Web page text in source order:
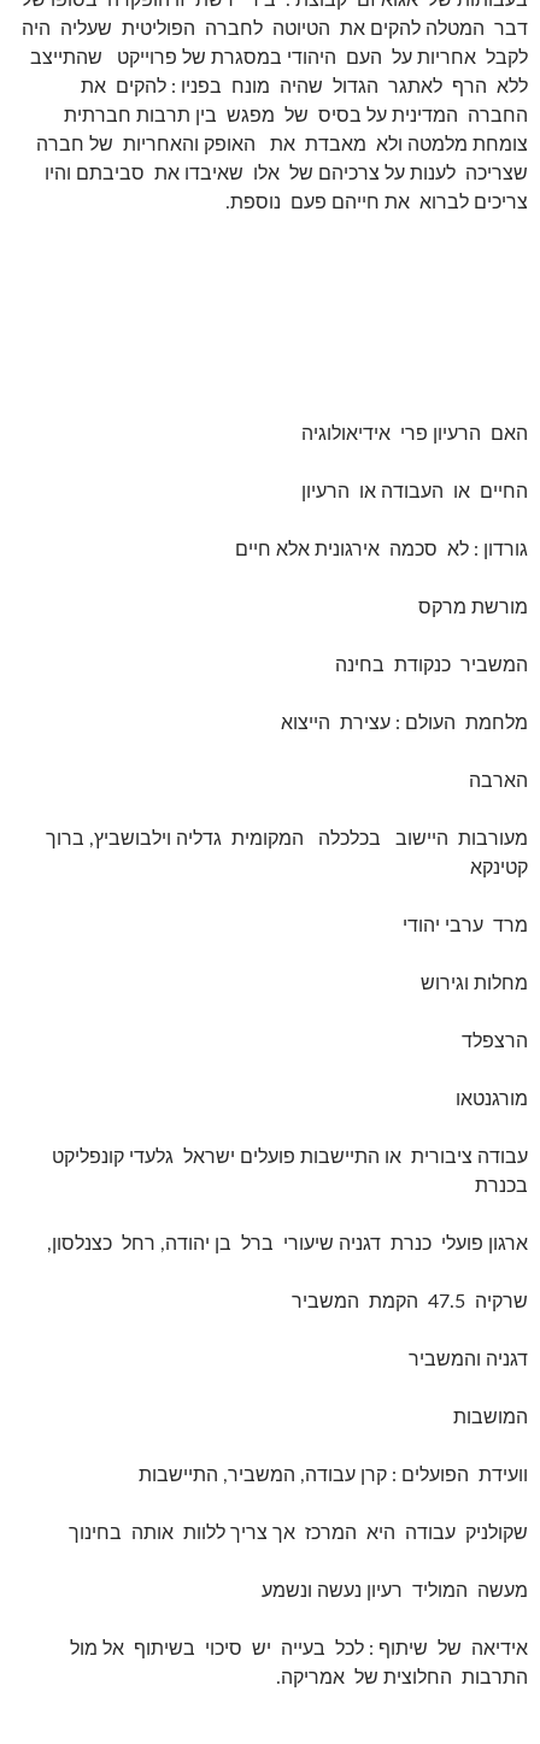
דבר המטלה להקים את הטיוטה לחברה הפוליטית שעליה היה
לקבל אחריות על העם היהודי במסגרת של פרוייקט שהתייצב
ללא הרף לאתגר הגדול שהיה מונח בפניו : להקים את
החברה המדינית על בסיס של מפגש בין תרבות חברתית
צומחת מלמטה ולא מאבדת את האופק והאחריות של חברה
שצריכה לענות על צרכיהם של אלו שאיבדו את סביבתם והיו
צריכים לברוא את חייהם פעם נוספת.
האם הרעיון פרי אידיאולוגיה
החיים או העבודה או הרעיון
גורדון : לא סכמה אירגונית אלא חיים
מורשת מרקס
המשביר כנקודת בחינה
מלחמת העולם : עצירת הייצוא
הארבה
מעורבות היישוב בכלכלה המקומית גדליה וילבושביץ, ברוך
קטינקא
מרד ערבי יהודי
מחלות וגירוש
הרצפלד
מורגנטאו
עבודה ציבורית או התיישבות פועלים ישראל גלעדי קונפליקט
בכנרת
ארגון פועלי כנרת דגניה שיעורי ברל בן יהודה, רחל כצנלסון,
שרקיה 47.5 הקמת המשביר
דגניה והמשביר
המושבות
וועידת הפועלים : קרן עבודה, המשביר, התיישבות
שקולניק עבודה היא המרכז אך צריך ללוות אותה בחינוך
מעשה המוליד רעיון נעשה ונשמע
אידיאה של שיתוף : לכל בעייה יש סיכוי בשיתוף אל מול
התרבות החלוצית של אמריקה.